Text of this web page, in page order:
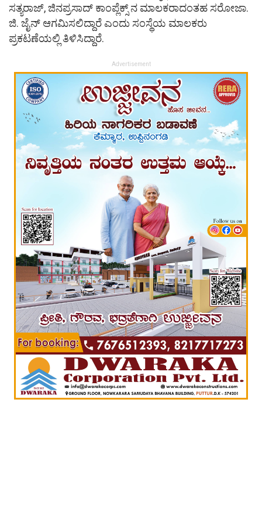
ಸತ್ಯರಾಜ್, ಜಿನಪ್ರಸಾದ್ ಕಾಂಪ್ಲೆಕ್ಸ್ ನ ಮಾಲಕರಾದಂತಹ ಸರೋಜಾ.
ಜಿ. ಜೈನ್ ಆಗಮಿಸಲಿದ್ದಾರೆ ಎಂದು ಸಂಸ್ಥೆಯ ಮಾಲಕರು
ಪ್ರಕಟಣೆಯಲ್ಲಿ ತಿಳಿಸಿದ್ದಾರೆ.
Advertisement